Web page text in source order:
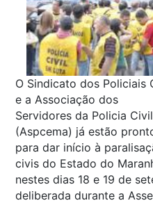
O Sindicato dos Policiais
e a Associação dos
Servidores da Policia
(Aspcema) já estão
para dar início à
civis do Estado do
nestes dias 18 e 19 de
deliberada durante a